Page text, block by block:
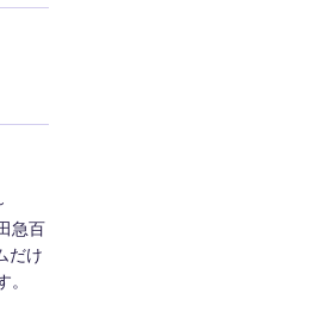
急百
だけ